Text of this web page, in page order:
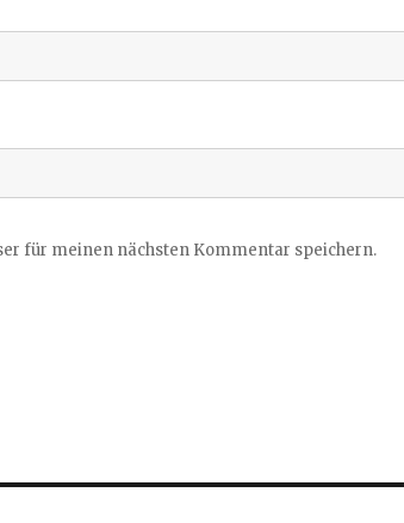
für meinen nächsten Kommentar speichern.